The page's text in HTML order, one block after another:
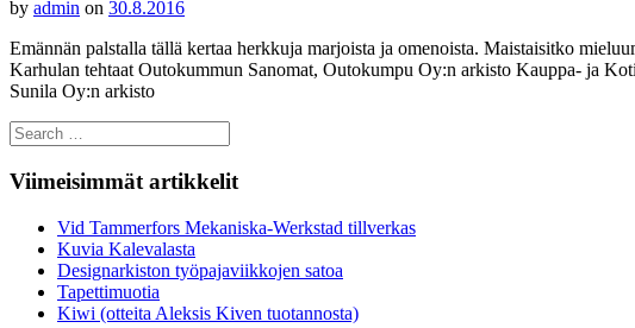
by admin on 30.8.2016
Emännän palstalla tällä kertaa herkkuja marjoista ja omenoista. Maistaisitko
Karhulan tehtaat Outokummun Sanomat, Outokumpu Oy:n arkisto Kauppa- ja
Sunila Oy:n arkisto
Search
for:
Viimeisimmät artikkelit
Vid Tammerfors Mekaniska-Werkstad tillverkas
Kuvia Kalevalasta
Designarkiston työpajaviikkojen satoa
Tapettimuotia
Kiwi (otteita Aleksis Kiven tuotannosta)